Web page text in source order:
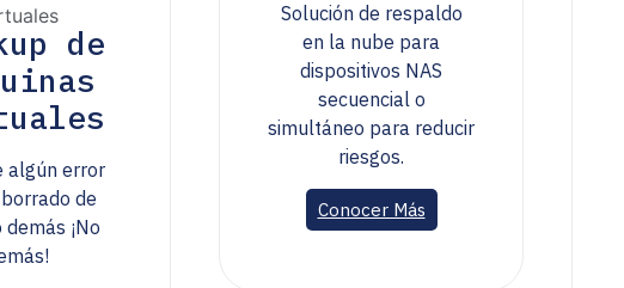
de
algún error
de
¡No
Solución de respaldo
en la nube para
dispositivos NAS
secuencial o
simultáneo para reducir
riesgos.
Conocer Más